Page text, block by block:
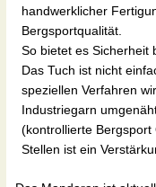
handwerklicher
Bergsportqualität.
So bietet es Sicherheit
Das Tuch ist nicht
speziellen Verfahren
Industriegarn
(kontrollierte Bergsport
Stellen ist ein